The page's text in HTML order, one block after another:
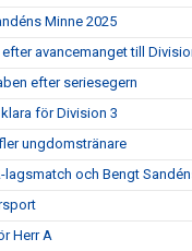
Minne 2025
avancemanget till
efter seriesegern
för Division 3
ungdomstränare
och Bengt
Herr A